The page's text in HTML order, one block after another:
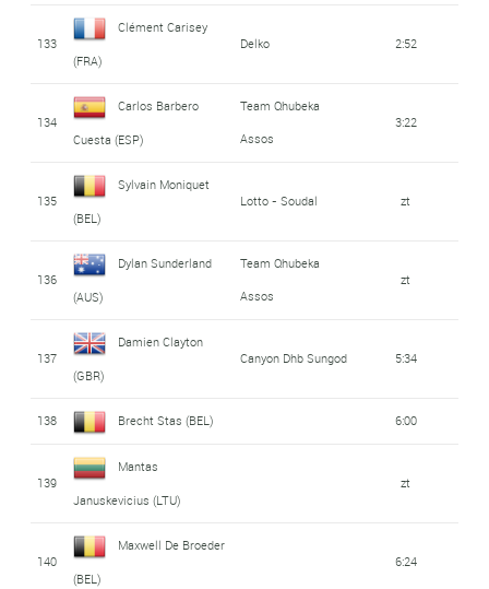
133
Clément Carisey
(FRA)
Delko 2:52
134
Carlos Barbero
Cuesta (ESP)
Team Qhubeka
Assos
3:22
135
Sylvain Moniquet
(BEL)
Lotto - Soudal zt
136
Dylan Sunderland
(AUS)
Team Qhubeka
Assos
zt
137
Damien Clayton
(GBR)
Canyon Dhb Sungod 5:34
138 Brecht Stas (BEL) 6:00
139
Mantas
Januskevicius (LTU)
zt
140
Maxwell De Broeder
(BEL)
6:24